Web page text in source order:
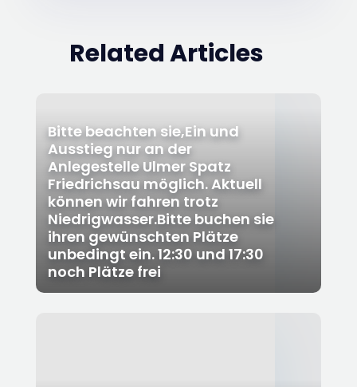
Related Articles
Bitte beachten sie,Ein und
Ausstieg nur an der
Anlegestelle Ulmer Spatz
Friedrichsau möglich. Aktuell
können wir fahren trotz
Niedrigwasser.Bitte buchen sie
ihren gewünschten Plätze
unbedingt ein. 12:30 und 17:30
noch Plätze frei